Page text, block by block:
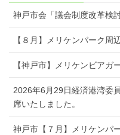
神戸市会「議会制度改革検
【８月】メリケンパーク周
【神戸市】メリケンビアガ
2026年6月29日経済港湾委
席いたしました。
神戸市【７月】メリケンパ